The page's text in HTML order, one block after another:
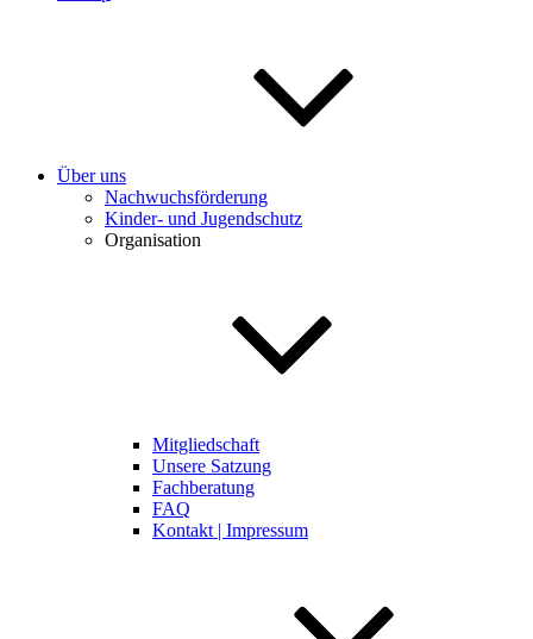
Über uns
Nachwuchsförderung
Kinder- und Jugendschutz
Organisation
Mitgliedschaft
Unsere Satzung
Fachberatung
FAQ
Kontakt | Impressum